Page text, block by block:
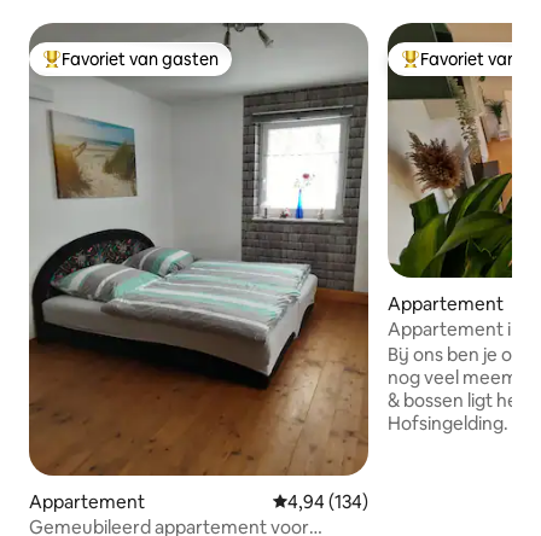
Topfavoriet van gasten
Favoriet van gasten
Appartement Gemiddelde beoordeling van
4,94 (134)
Gemeubileerd appartement voor
Topfavoriet van
Favoriet van
Appartement
Appartement in
platteland met
Bij ons ben je op
nog veel meemaken! Tussen
& bossen ligt het
Hofsingelding. Slechts 10 minuten lopen